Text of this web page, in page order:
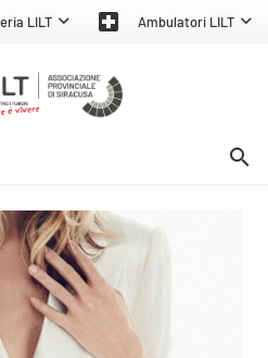
LILT local_hospital Ambulatori LILT
search